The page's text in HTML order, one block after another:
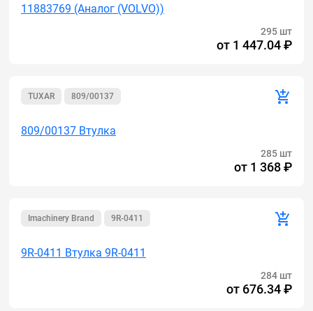
11883769 (Аналог (VOLVO))
295 шт
от 1 447.04 ₽
TUXAR 809/00137
809/00137 Втулка
285 шт
от 1 368 ₽
Imachinery Brand 9R-0411
9R-0411 Втулка 9R-0411
284 шт
от 676.34 ₽